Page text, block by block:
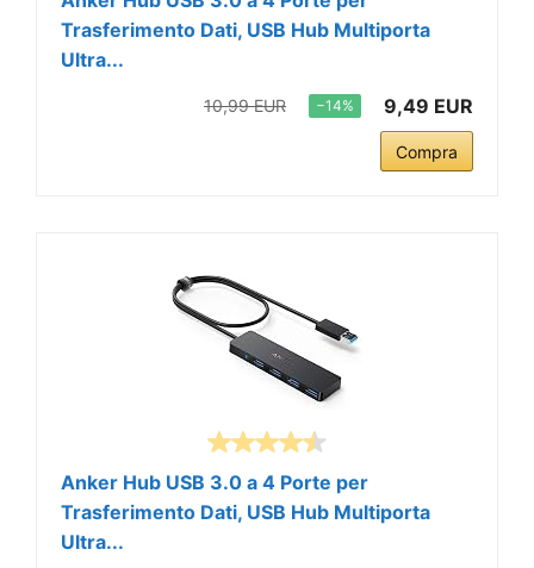
Trasferimento Dati, USB Hub Multiporta
Ultra...
10,99 EUR −14% 9,49 EUR
Compra
Anker Hub USB 3.0 a 4 Porte per
Trasferimento Dati, USB Hub Multiporta
Ultra...